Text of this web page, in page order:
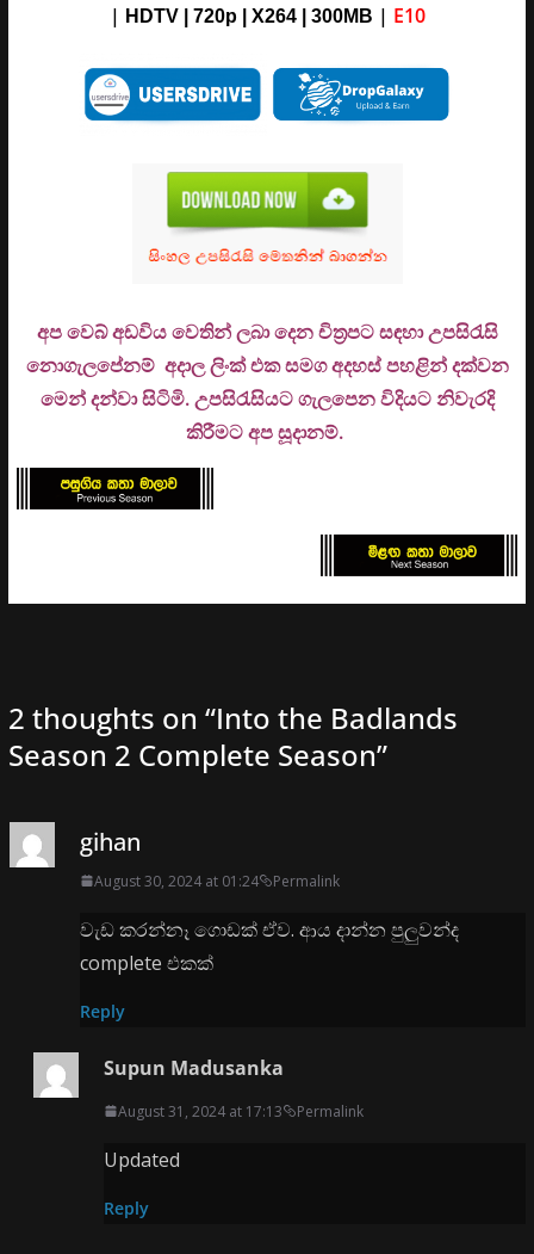
| HDTV | 720p | X264 | 300MB | E10
අප වෙබ් අඩවිය වෙතින් ලබා දෙන චිත්‍රපට සඳහා උපසිරැසි
නොගැලපේනම් අදාල ලිංක් එක සමග අදහස් පහළින් දක්වන
මෙන් දන්වා සිටිමි. උපසිරැසියට ගැලපෙන විදියට නිවැරදි
කිරීමට අප සූදානම්.
2 thoughts on “Into the Badlands
Season 2 Complete Season”
gihan
August 30, 2024 at 01:24 Permalink
වැඩ කරන්නෑ ගොඩක් ඒව. ආය දාන්න පුලුවන්ද
complete එකක්
Reply
Supun Madusanka
August 31, 2024 at 17:13 Permalink
Updated
Reply